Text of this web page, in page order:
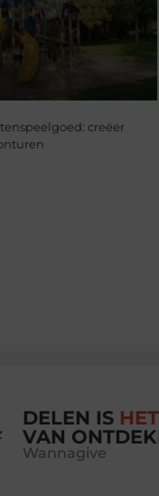
creëer
DELEN IS
VAN
Wannagive